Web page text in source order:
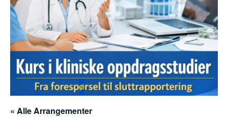
« Alle Arrangementer